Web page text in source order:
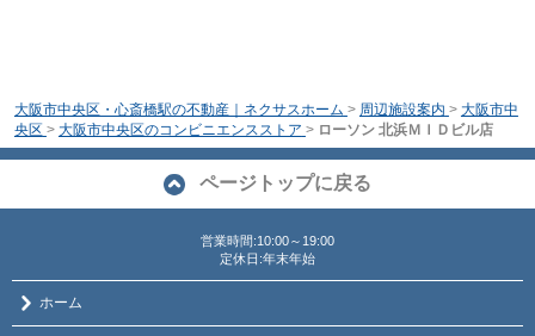
大阪市中央区・心斎橋駅の不動産｜ネクサスホーム > 周辺施設案内 > 大阪市中
央区 > 大阪市中央区のコンビニエンスストア > ローソン 北浜ＭＩＤビル店
ページトップに戻る
営業時間:10:00～19:00
定休日:年末年始
ホーム